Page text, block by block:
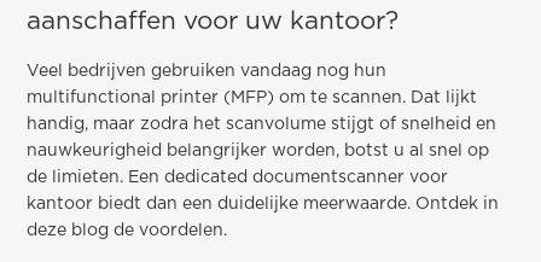
aanschaffen voor uw kantoor?
Veel bedrijven gebruiken vandaag nog hun
multifunctional printer (MFP) om te scannen. Dat lijkt
handig, maar zodra het scanvolume stijgt of snelheid en
nauwkeurigheid belangrijker worden, botst u al snel op
de limieten. Een dedicated documentscanner voor
kantoor biedt dan een duidelijke meerwaarde. Ontdek in
deze blog de voordelen.